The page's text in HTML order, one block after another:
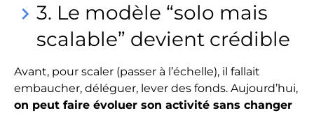
keyboard_arrow_right 3. Le modèle “solo mais
scalable” devient crédible
Avant, pour scaler (passer à l’échelle), il fallait
embaucher, déléguer, lever des fonds. Aujourd’hui,
on peut faire évoluer son activité sans changer